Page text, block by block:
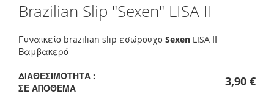
to
beginning
of
images
gallery
Brazilian Slip "Sexen" LISA II
Γυναικείο brazilian slip εσώρουχο Sexen LISA ΙΙ
Βαμβακερό
ΔΙΑΘΕΣΙΜΌΤΗΤΑ :
ΣΕ ΑΠΌΘΕΜΑ
3,90 €